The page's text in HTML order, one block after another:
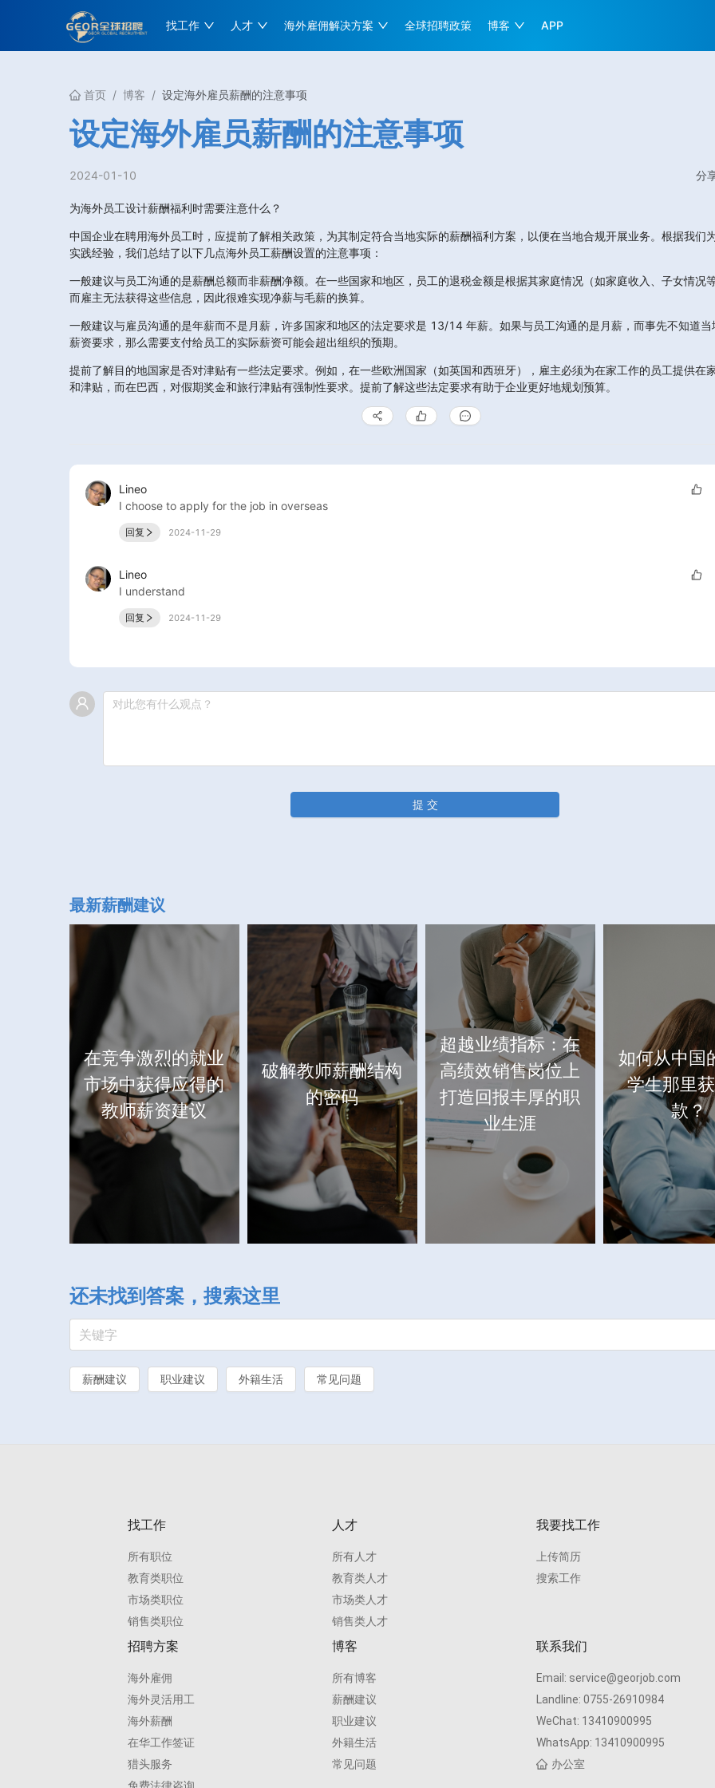
找工作 人才 海外雇佣解决方案 全球招聘政策 博客 APP
首页 / 博客 / 设定海外雇员薪酬的注意事项
设定海外雇员薪酬的注意事项
2024-01-10 分
为海外员工设计薪酬福利时需要注意什么？
中国企业在聘用海外员工时，应提前了解相关政策，为其制定符合当地实际的薪酬福利方案，以便在当地合规开展业务。根据我们
实践经验，我们总结了以下几点海外员工薪酬设置的注意事项：
一般建议与员工沟通的是薪酬总额而非薪酬净额。在一些国家和地区，员工的退税金额是根据其家庭情况（如家庭收入、子女情况
而雇主无法获得这些信息，因此很难实现净薪与毛薪的换算。
一般建议与雇员沟通的是年薪而不是月薪，许多国家和地区的法定要求是 13/14 年薪。如果与员工沟通的是月薪，而事先不知道
薪资要求，那么需要支付给员工的实际薪资可能会超出组织的预期。
提前了解目的地国家是否对津贴有一些法定要求。例如，在一些欧洲国家（如英国和西班牙），雇主必须为在家工作的员工提供在
和津贴，而在巴西，对假期奖金和旅行津贴有强制性要求。提前了解这些法定要求有助于企业更好地规划预算。
Lineo
I choose to apply for the job in overseas
回复 2024-11-29
Lineo
I understand
回复 2024-11-29
提 交
最新薪酬建议
在竞争激烈的就业
市场中获得应得的
教师薪资建议
破解教师薪酬结构
的密码
超越业绩指标：在
高绩效销售岗位上
打造回报丰厚的职
业生涯
如何从中国
学生那里
款？
还未找到答案，搜索这里
薪酬建议 职业建议 外籍生活 常见问题
找工作
所有职位
教育类职位
市场类职位
销售类职位
人才
所有人才
教育类人才
市场类人才
销售类人才
我要找工作
上传简历
搜索工作
招聘方案
海外雇佣
海外灵活用工
海外薪酬
在华工作签证
猎头服务
博客
所有博客
薪酬建议
职业建议
外籍生活
常见问题
联系我们
Email: service@georjob.com
Landline: 0755-26910984
WeChat: 13410900995
WhatsApp: 13410900995
办公室